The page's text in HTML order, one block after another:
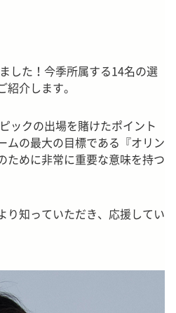
した！今季所属する14名の選
介します。
ックの出場を賭けたポイント
ムの最大の目標である『オリン
ために非常に重要な意味を持つ
り知っていただき、応援してい